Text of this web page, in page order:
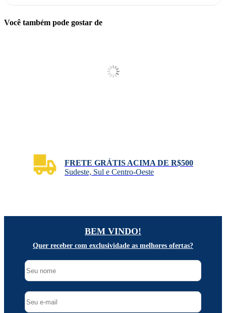
Você também pode gostar de
FRETE GRÁTIS ACIMA DE R$500
Sudeste, Sul e Centro-Oeste
BEM VINDO!
Quer receber com exclusividade as melhores ofertas?